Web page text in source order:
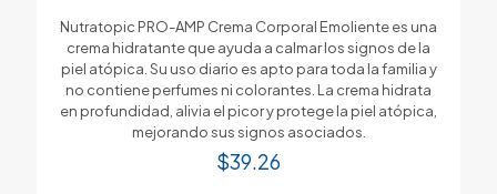
Nutratopic PRO-AMP Crema Corporal Emoliente es una
crema hidratante que ayuda a calmar los signos de la
piel atópica. Su uso diario es apto para toda la familia y
no contiene perfumes ni colorantes. La crema hidrata
en profundidad, alivia el picor y protege la piel atópica,
mejorando sus signos asociados.
$39.26